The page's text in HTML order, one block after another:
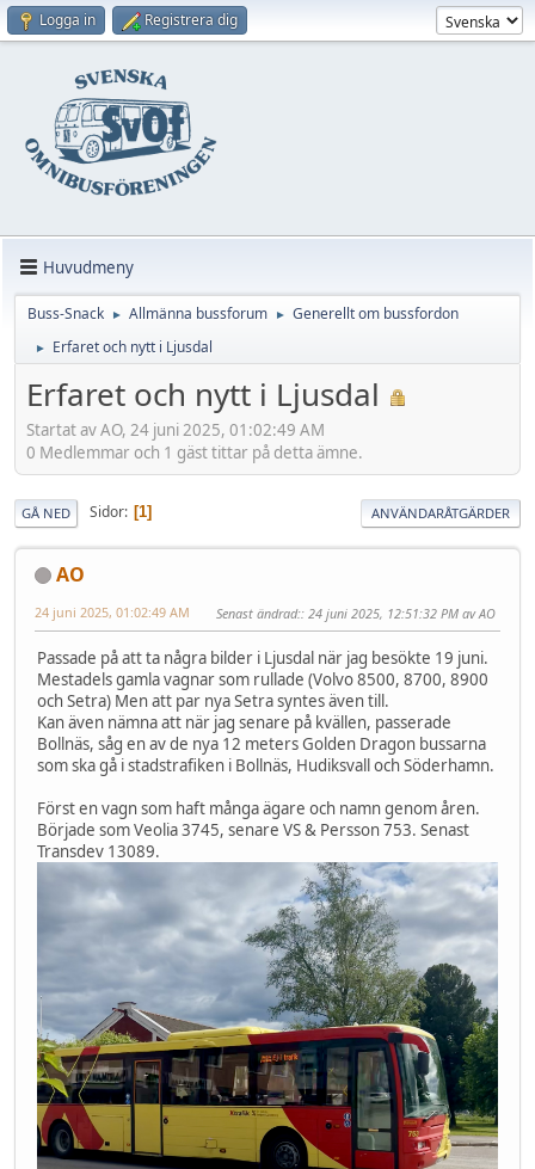
Logga in Registrera dig
Huvudmeny
Buss-Snack ► Allmänna bussforum ► Generellt om bussfordon
► Erfaret och nytt i Ljusdal
Erfaret och nytt i Ljusdal
Startat av AO, 24 juni 2025, 01:02:49 AM
0 Medlemmar och 1 gäst tittar på detta ämne.
GÅ NED Sidor 1 ANVÄNDARÅTGÄRDER
AO
24 juni 2025, 01:02:49 AM Senast ändrad:: 24 juni 2025, 12:51:32 PM av AO
Passade på att ta några bilder i Ljusdal när jag besökte 19 juni.
Mestadels gamla vagnar som rullade (Volvo 8500, 8700, 8900
och Setra) Men att par nya Setra syntes även till.
Kan även nämna att när jag senare på kvällen, passerade
Bollnäs, såg en av de nya 12 meters Golden Dragon bussarna
som ska gå i stadstrafiken i Bollnäs, Hudiksvall och Söderhamn.
Först en vagn som haft många ägare och namn genom åren.
Började som Veolia 3745, senare VS & Persson 753. Senast
Transdev 13089.